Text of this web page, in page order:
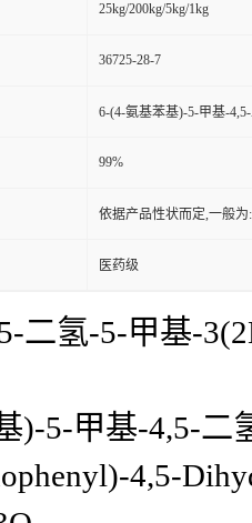
25kg/200kg/5kg/1kg
36725-28-7
6-(4-氨基苯基)-5-甲基-
99%
依据产品性状而定,一般
医药级
二氢-5-甲基-
)-5-甲基-4,5-
4,5-